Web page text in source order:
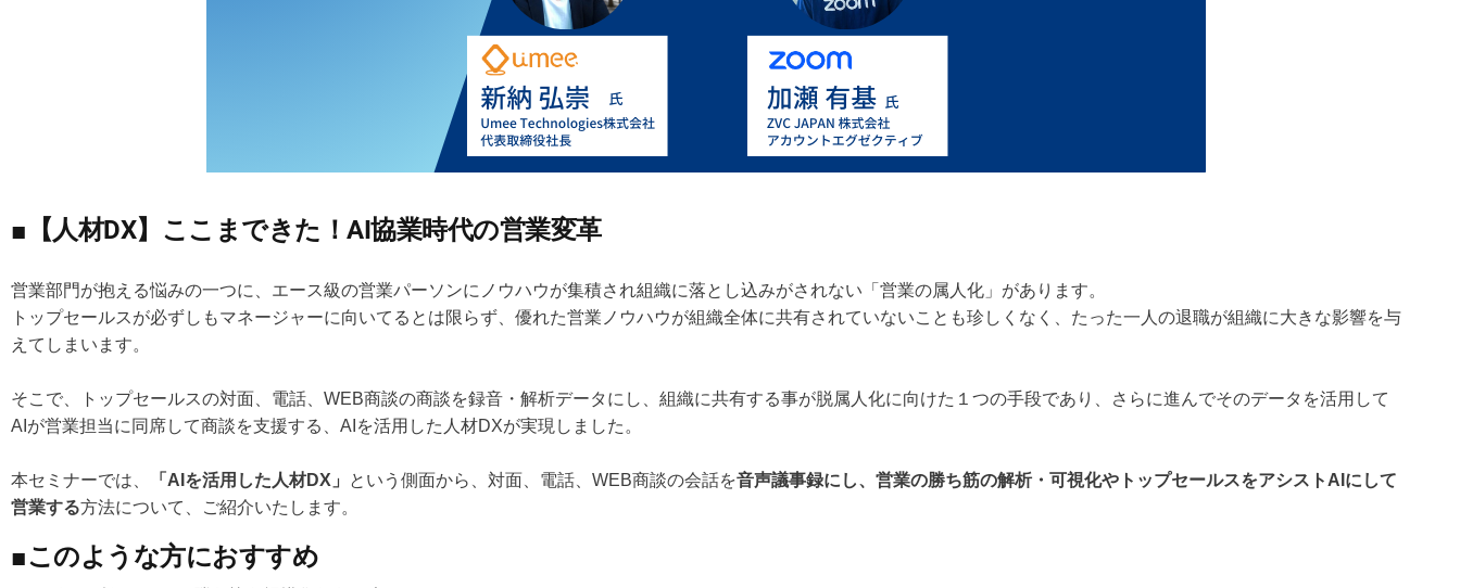
■ 【人材DX】ここまできた！AI協業時代の営業変革
営業部門が抱える悩みの一つに、エース級の営業パーソンにノウハウが集積され組織に落とし込みがされない「営業の属人化」があります。
トップセールスが必ずしもマネージャーに向いてるとは限らず、優れた営業ノウハウが組織全体に共有されていないことも珍しくなく、たった一人の退職が組織に大きな影響を与
えてしまいます。
そこで、トップセールスの対面、電話、WEB商談の商談を録音・解析データにし、組織に共有する事が脱属人化に向けた１つの手段であり、さらに進んでそのデータを活用して
AIが営業担当に同席して商談を支援する、AIを活用した人材DXが実現しました。
本セミナーでは、 「AIを活用した人材DX」 という側面から、対面、電話、WEB商談の会話を音声議事録にし、営業の勝ち筋の解析・可視化やトップセールスをアシストAIにして
営業する方法について、ご紹介いたします。
■このような方におすすめ